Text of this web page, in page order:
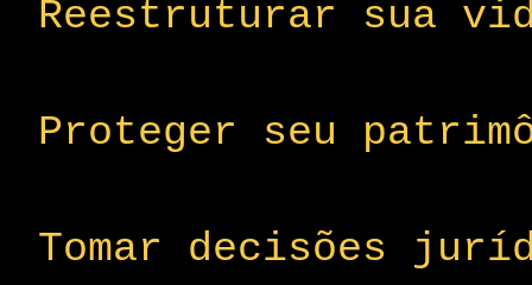
Reestruturar sua
Proteger seu
Tomar decisões